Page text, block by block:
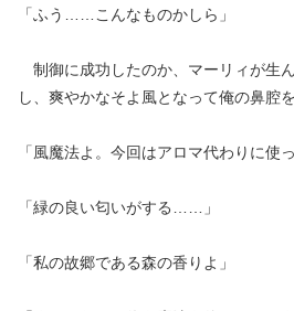
「ふう……こんなものかしら」
制御に成功したのか、マーリィが生
し、爽やかなそよ風となって俺の鼻腔
「風魔法よ。今回はアロマ代わりに使
「緑の良い匂いがする……」
「私の故郷である森の香りよ」